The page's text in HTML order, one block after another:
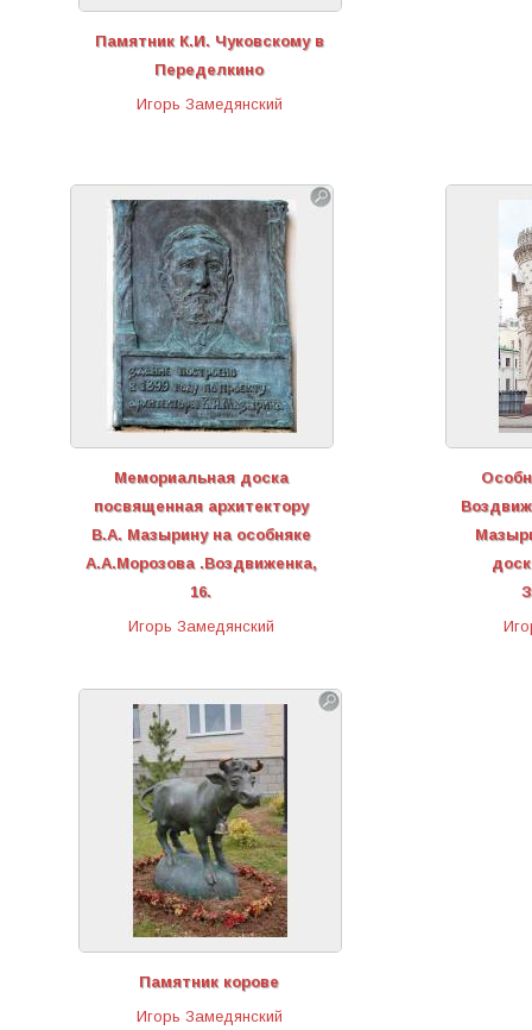
Памятник К.И. Чуковскому в
Переделкино
Игорь Замедянский
Мемориальная доска
посвященная архитектору
В.А. Мазырину на особняке
А.А.Морозова .Воздвиженка,
16.
Игорь Замедянский
Памятник корове
Игорь Замедянский